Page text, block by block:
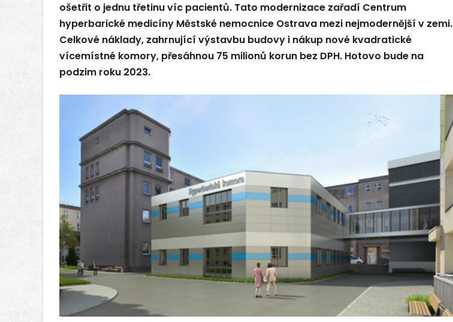
ošetřit o jednu třetinu víc pacientů. Tato modernizace zařadí Centrum
hyperbarické medicíny Městské nemocnice Ostrava mezi nejmodernější v zemi.
Celkové náklady, zahrnující výstavbu budovy i nákup nové kvadratické
vícemístné komory, přesáhnou 75 milionů korun bez DPH. Hotovo bude na
podzim roku 2023.